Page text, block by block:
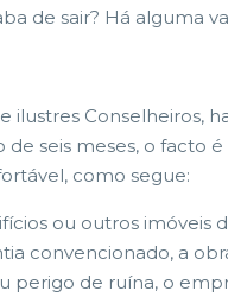
de sair? Há alguma
Conselheiros,
seis meses, o facto
como segue:
ou outros imóveis
convencionado, a
perigo de ruína, o